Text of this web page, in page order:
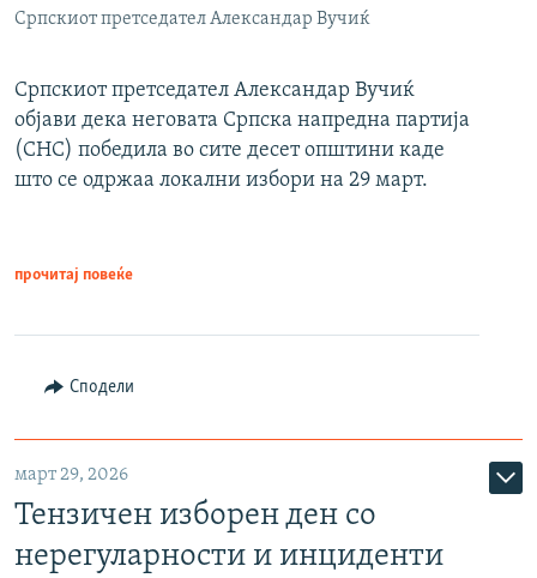
Српскиот претседател Александар Вучиќ
Српскиот претседател Александар Вучиќ
објави дека неговата Српска напредна партија
(СНС) победила во сите десет општини каде
што се одржаа локални избори на 29 март.
прочитај повеќе
Сподели
март 29, 2026
Тензичен изборен ден со
нерегуларности и инциденти